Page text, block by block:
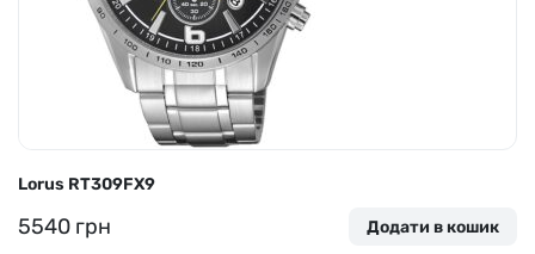
Lorus RT309FX9
5540 грн Додати в кошик